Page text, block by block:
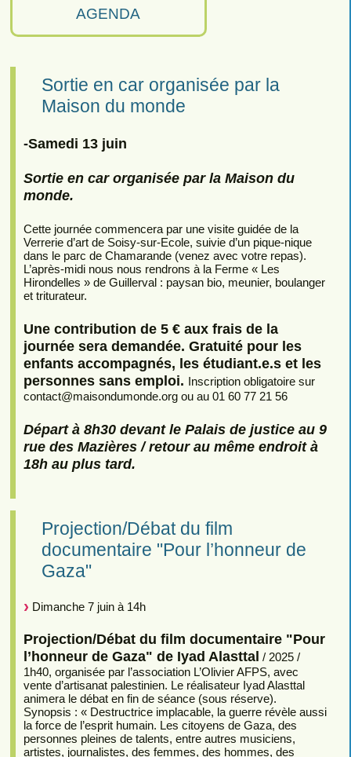
AGENDA
Sortie en car organisée par la
Maison du monde
-Samedi 13 juin
Sortie en car organisée par la Maison du
monde.
Cette journée commencera par une visite guidée de la
Verrerie d’art de Soisy-sur-Ecole, suivie d’un pique-nique
dans le parc de Chamarande (venez avec votre repas).
L’après-midi nous nous rendrons à la Ferme « Les
Hirondelles » de Guillerval : paysan bio, meunier, boulanger
et triturateur.
Une contribution de 5 € aux frais de la
journée sera demandée. Gratuité pour les
enfants accompagnés, les étudiant.e.s et les
personnes sans emploi. Inscription obligatoire sur
contact@maisondumonde.org ou au 01 60 77 21 56
Départ à 8h30 devant le Palais de justice au 9
rue des Mazières / retour au même endroit à
18h au plus tard.
Projection/Débat du film
documentaire "Pour l’honneur de
Gaza"
Dimanche 7 juin à 14h
Projection/Débat du film documentaire "Pour
l’honneur de Gaza" de Iyad Alasttal / 2025 /
1h40, organisée par l’association L’Olivier AFPS, avec
vente d’artisanat palestinien. Le réalisateur Iyad Alasttal
animera le débat en fin de séance (sous réserve).
Synopsis : « Destructrice implacable, la guerre révèle aussi
la force de l’esprit humain. Les citoyens de Gaza, des
personnes pleines de talents, entre autres musiciens,
artistes, journalistes, des femmes, des hommes, des